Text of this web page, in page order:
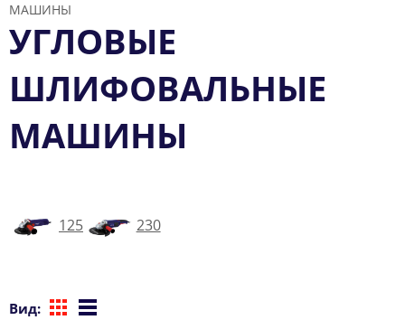
МАШИНЫ
УГЛОВЫЕ
ШЛИФОВАЛЬНЫЕ
МАШИНЫ
125 230
Вид: